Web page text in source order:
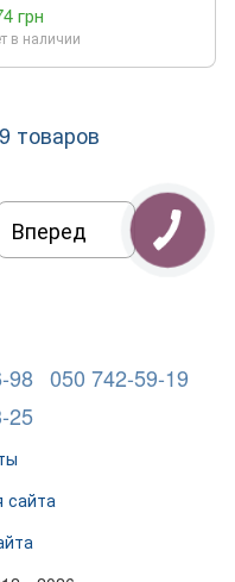
грн
в наличии
товаров
Вперед
98 050 742-59-19
25
сайта